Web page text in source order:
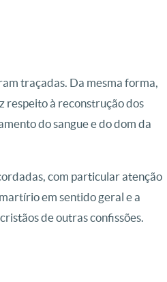
traçadas. Da mesma forma,
respeito à reconstrução dos
do sangue e do dom da
com particular atenção
em sentido geral e a
de outras confissões.